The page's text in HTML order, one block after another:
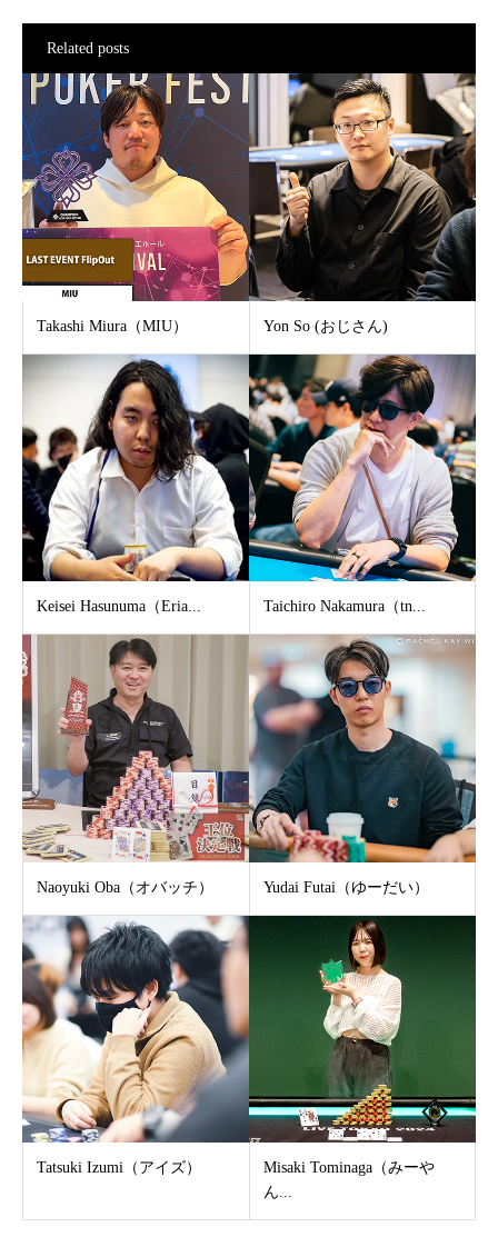
Related posts
Takashi Miura（MIU） Yon So (おじさん)
Keisei Hasunuma（Eria... Taichiro Nakamura（tn...
Naoyuki Oba（オバッチ） Yudai Futai（ゆーだい）
Tatsuki Izumi（アイズ）
Misaki Tominaga（みーや
ん...